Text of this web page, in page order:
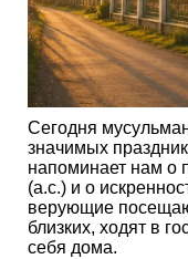
Сегодня
значимых
напоминает нам о
(а.с.) и о
верующие
близких, ходят в
себя дома.